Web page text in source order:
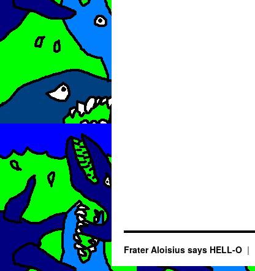
Frater Aloisius says HELL-O